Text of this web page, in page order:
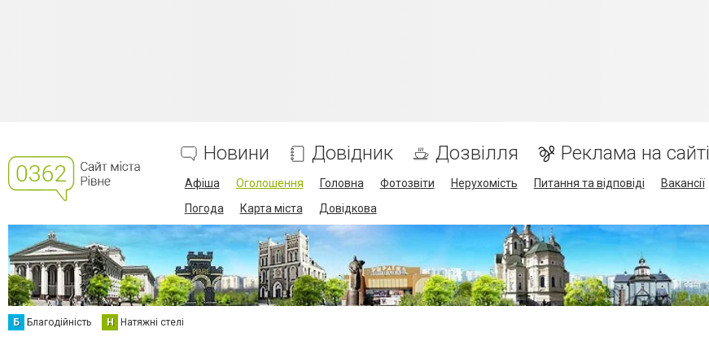
Новини Довідник Дозвілля Реклама на сайті
Афіша Оголошення Головна Фотозвіти Нерухомість Питання та відповіді Вакансії
Погода
Карта міста Довідкова
Б Благодійність Н Натяжні стелі